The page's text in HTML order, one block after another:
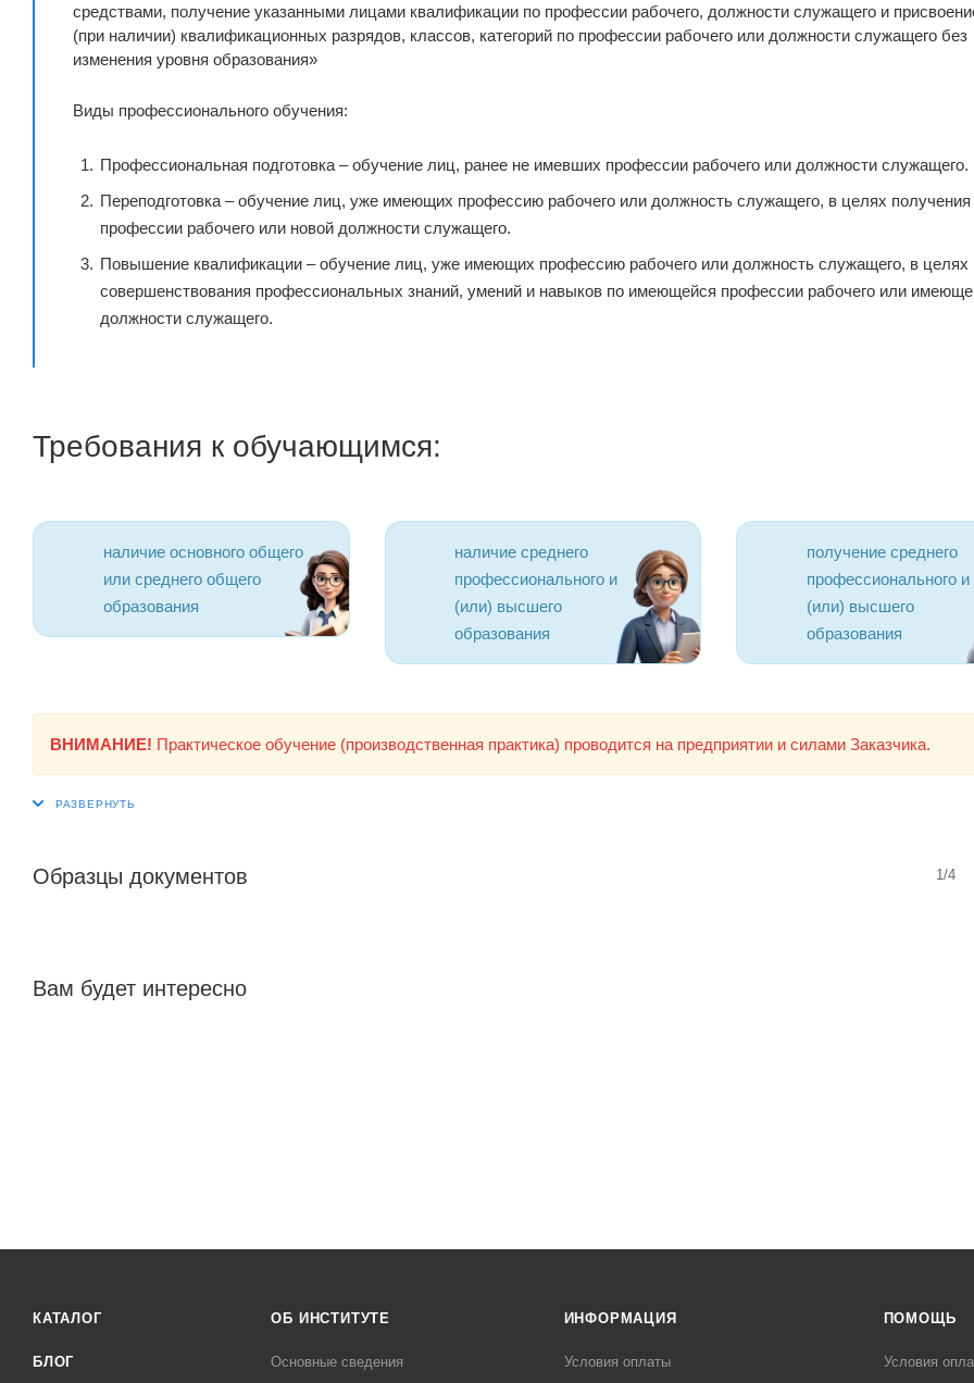
средствами, получение указанными лицами квалификации по профессии рабочего, должности служащего и
(при наличии) квалификационных разрядов, классов, категорий по профессии рабочего или должности служащего без
изменения уровня образования»
Виды профессионального обучения:
Профессиональная подготовка – обучение лиц, ранее не имевших профессии рабочего или должности служащего.
Переподготовка – обучение лиц, уже имеющих профессию рабочего или должность служащего, в целях получения
профессии рабочего или новой должности служащего.
Повышение квалификации – обучение лиц, уже имеющих профессию рабочего или должность служащего, в целях
совершенствования профессиональных знаний, умений и навыков по имеющейся профессии рабочего или
должности служащего.
Требования к обучающимся:
наличие основного общего
или среднего общего
образования
наличие среднего
профессионального и
(или) высшего
образования
получение среднего
профессионального и
(или) высшего
образования
ВНИМАНИЕ! Практическое обучение (производственная практика) проводится на предприятии и силами Заказчика.
Образцы документов 1/4
Вам будет интересно
КАТАЛОГ
БЛОГ
ОБ ИНСТИТУТЕ
Основные сведения
ИНФОРМАЦИЯ
Условия оплаты
ПОМОЩЬ
Условия